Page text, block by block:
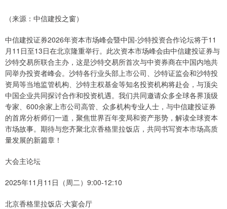
（来源：中信建投之窗）
中信建投证券2026年资本市场峰会暨中国-沙特投资合作论坛将于11
月11日至13日在北京隆重举行。此次资本市场峰会由中信建投证券与
沙特交易所联合主办，这是沙特交易所首次与中资券商在中国内地共
同举办投资者峰会。沙特各行业头部上市公司、沙特证监会和沙特投
资局等当地监管机构、沙特主权基金等知名投资机构将赴会，与顶尖
中国企业共同探讨合作和投资机遇。我们共同邀请众多全球各界顶级
专家、600余家上市公司高管、众多机构专业人士，与中信建投证券
的首席分析师们一道，聚焦世界百年变局和资产形势，解读全球资本
市场故事。期待与您齐聚北京香格里拉饭店，共同书写资本市场高质
量发展的新篇章！
大会主论坛
2025年11月11日（周二）9:00-12:10
北京香格里拉饭店·大宴会厅